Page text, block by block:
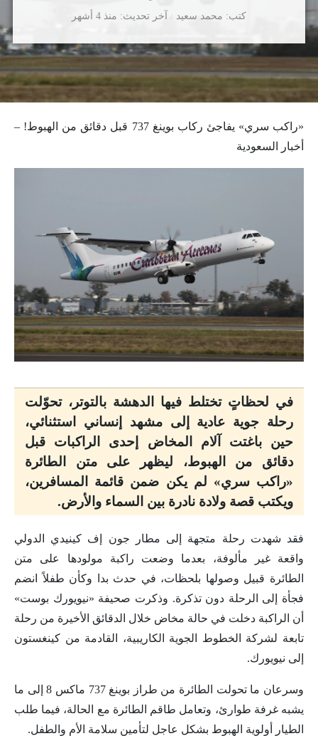
كتب محمد سعيد آخر تحديث منذ 4 أشهر
«راكب سري» يفاجئ ركاب بوينغ 737 قبل دقائق من الهبوط! –
أخبار السعودية
في لحظاتٍ تختلط فيها الدهشة بالتوتر، تحوّلت
رحلة جوية عادية إلى مشهد إنساني استثنائي،
حين باغتت آلام المخاض إحدى الراكبات قبل
دقائق من الهبوط، ليظهر على متن الطائرة
«راكب سري» لم يكن ضمن قائمة المسافرين،
ويكتب قصة ولادة نادرة بين السماء والأرض.
فقد شهدت رحلة متجهة إلى مطار جون إف كينيدي الدولي
واقعة غير مألوفة، بعدما وضعت راكبة مولودها على متن
الطائرة قبيل وصولها بلحظات، في حدث بدا وكأن طفلاً انضم
فجأة إلى الرحلة دون تذكرة. وذكرت صحيفة «نيويورك بوست»
أن الراكبة دخلت في حالة مخاض خلال الدقائق الأخيرة من رحلة
تابعة لشركة الخطوط الجوية الكاريبية، القادمة من كينغستون
إلى نيويورك.
وسرعان ما تحولت الطائرة من طراز بوينغ 737 ماكس 8 إلى ما
يشبه غرفة طوارئ، وتعامل طاقم الطائرة مع الحالة، فيما طلب
الطيار أولوية الهبوط بشكل عاجل لتأمين سلامة الأم والطفل.